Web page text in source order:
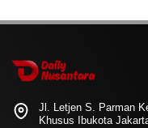
Jl. Letjen S. Parman
Khusus Ibukota